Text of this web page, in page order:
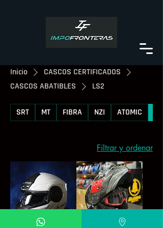
Inicio
CASCOS CERTIFICADOS
CASCOS ABATIBLES
LS2
SRT MT FIBRA NZI ATOMIC
Filtrar y ordenar